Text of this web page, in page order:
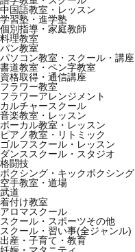
中国語教室・レッスン
学習塾・進学塾
個別指導・家庭教師
料理教室
パン教室
パソコン教室・スクール・講座
書道教室・ペン字教室
資格取得・通信講座
フラワー教室
フラワーアレンジメント
カルチャースクール
音楽教室・レッスン
ボーカル教室・レッスン
ピアノ教室・リトミック
ゴルフスクール・レッスン
ダンススクール・スタジオ
格闘技
ボクシング・キックボクシング
空手教室・道場
武道
着付け教室
アロマスクール
スクール・スポーツその他
スクール・習い事(全ジャンル)
出産・子育て・教育